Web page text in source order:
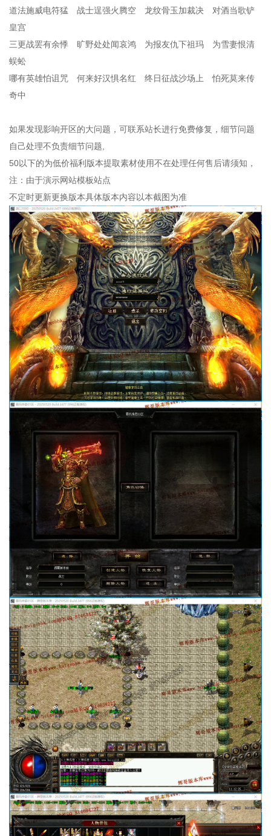
道法施威电符猛 战士逞强火腾空 龙纹骨玉加裁决 对酒当歌铲
皇宫
三更战罢有余悸 旷野处处闻哀鸿 为报友仇下祖玛 为雪妻恨清
蜈蚣
哪有英雄怕诅咒 何来好汉惧名红 终日征战沙场上 怕死莫来传
奇中
如果发现影响开区的大问题，可联系站长进行免费修复，细节问题
自己处理不负责细节问题,
50以下的为低价福利版本提取素材使用不在处理任何售后请须知，
注：由于演示网站模板站点
不定时更新更换版本具体版本内容以本截图为准